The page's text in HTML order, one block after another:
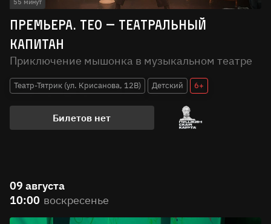
Премьера. Тео — театральный
капитан
Приключение мышонка в музыкальном театре
Театр-Тятрик (ул. Крисанова, 12В) Детский 6+
Билетов нет
09 августа
10:00 воскресенье